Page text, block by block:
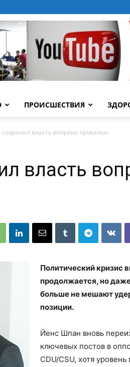
ПРОИСШЕСТВИЯ
власть вопреки провалам
власть
Политический кризис
продолжается, но
больше не мешают
позиции.
Йенс Шпан вновь
ключевых постов в
CDU/CSU, хотя